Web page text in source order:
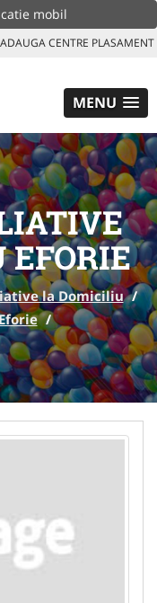
mobil
CENTRE PLASAMENT
MENU
la Domiciliu /
/